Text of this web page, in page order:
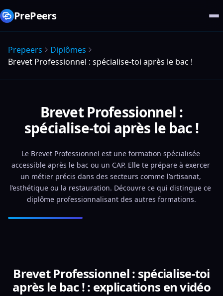
PrePeers
Prepeers
Diplômes
Brevet Professionnel : spécialise-toi après le bac !
Brevet Professionnel :
spécialise-toi après le bac !
Le Brevet Professionnel est une formation spécialisée
accessible après le bac ou un CAP. Elle te prépare à exercer
un métier précis dans des secteurs comme l’artisanat,
l’esthétique ou la restauration. Découvre ce qui distingue ce
diplôme professionnalisant des autres formations.
Brevet Professionnel : spécialise-toi
après le bac ! : explications en vidéo